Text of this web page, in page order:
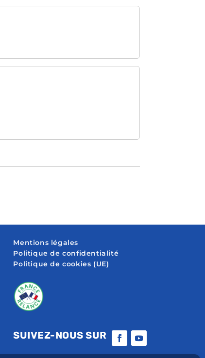
Mentions légales
Politique de confidentialité
Politique de cookies (UE)
SUIVEZ-NOUS SUR